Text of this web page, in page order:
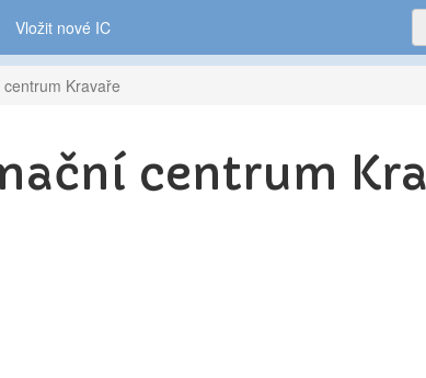
Vložit nové IC
Kravaře
centrum